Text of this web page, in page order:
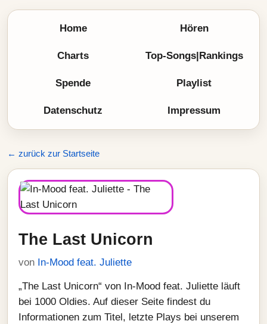
Home Hören
Charts Top-Songs|Rankings
Spende Playlist
Datenschutz Impressum
← zurück zur Startseite
The Last Unicorn
von In-Mood feat. Juliette
„The Last Unicorn“ von In-Mood feat. Juliette läuft
bei 1000 Oldies. Auf dieser Seite findest du
Informationen zum Titel, letzte Plays bei unserem